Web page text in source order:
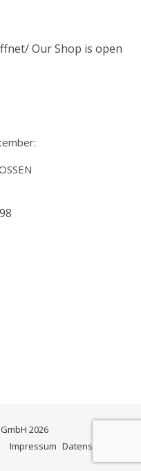
Our Shop is open
2026
Impressum Datenschutz